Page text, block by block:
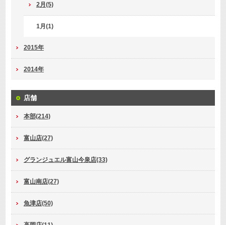
2月(5)
1月(1)
2015年
2014年
店舗
本部(214)
富山店(27)
グランジュエル富山今泉店(33)
富山南店(27)
魚津店(50)